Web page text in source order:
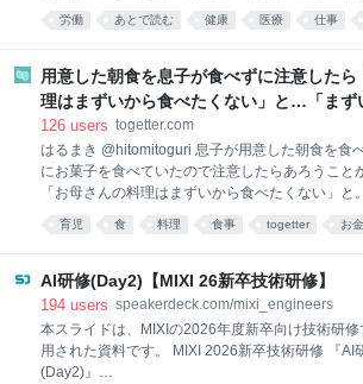
山中で送電線があることを示す看板の設置を終え
性が下山中、意識不明の状態となり、午後６
労働 あとで読む 健康 医療 仕事
用意した朝食を息子が食べずに注意したら
理はまずいから食べたくない」と…「まず
ていい。今後は自分で食事を用意しなさい
と言った話が議論に
126 users togetter.com
はるまき @hitomitoguri 息子が用意した朝食を食
にお菓子を食べていたので注意したらあろうこと
「お母さんの料理はまずいから食べたくない」と
抗期も大概にせいよとキレそうになりながら「ま
なら食べなくていい。今後は自分で食事を用意し
用意してほしい。 2026-08-08 18:02:04 はるまき
@hitomitoguri 「思ってないけど口から出たんだ
ごめんなさい…僕はお母さんと仲良くくらしたい
なんだよ…」仲良くしたい相手に言うことか？あ
恐らく私の実家で父や妹が母の料理に文句を言う
育児 食 料理 食事 togetter お金
AI研修(Day2)【MIXI 26新卒技術研修】
194 users speakerdeck.com/mixi_engineers
本スライドは、MIXIの2026年度新卒向け技術研修
用された資料です。 MIXI 2026新卒技術研修 『AI
(Day2)』